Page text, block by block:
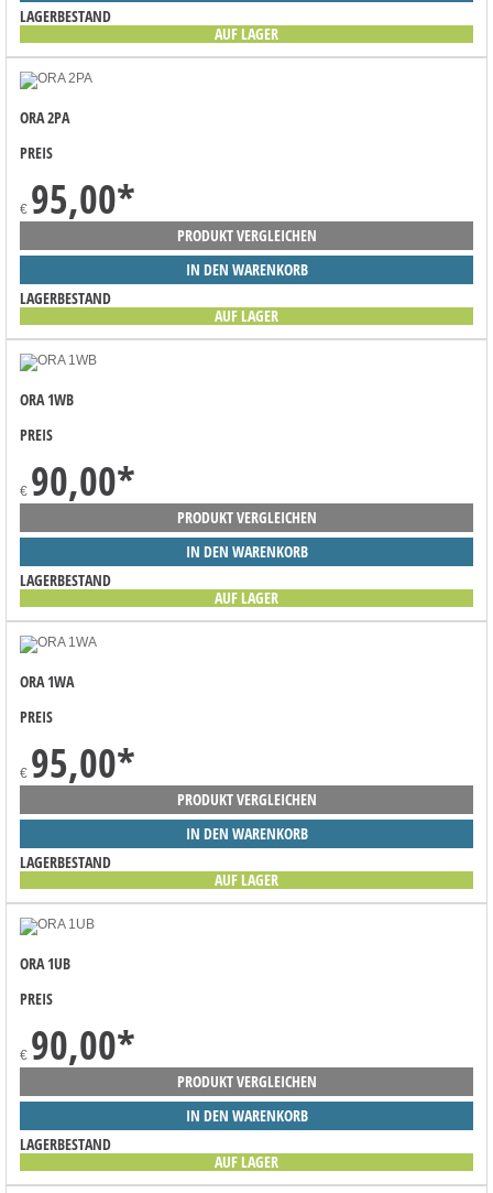
LAGERBESTAND
AUF LAGER
ORA 2PA
PREIS
€ 95,00*
PRODUKT VERGLEICHEN
IN DEN WARENKORB
LAGERBESTAND
AUF LAGER
ORA 1WB
PREIS
€ 90,00*
PRODUKT VERGLEICHEN
IN DEN WARENKORB
LAGERBESTAND
AUF LAGER
ORA 1WA
PREIS
€ 95,00*
PRODUKT VERGLEICHEN
IN DEN WARENKORB
LAGERBESTAND
AUF LAGER
ORA 1UB
PREIS
€ 90,00*
PRODUKT VERGLEICHEN
IN DEN WARENKORB
LAGERBESTAND
AUF LAGER